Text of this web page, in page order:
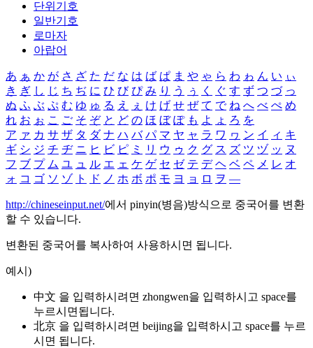
단위기호
일반기호
로마자
아랍어
あ ぁ か が さ ざ た だ な は ば ぱ ま や ゃ ら わ ゎ ん い ぃ
き ぎ し じ ち ぢ に ひ び ぴ み り う ぅ く ぐ す ず つ づ っ
ぬ ふ ぶ ぷ む ゆ ゅ る え ぇ け げ せ ぜ て で ね へ べ ぺ め
れ お ぉ こ ご そ ぞ と ど の ほ ぼ ぽ も よ ょ ろ を
ア ァ カ サ ザ タ ダ ナ ハ バ パ マ ヤ ャ ラ ワ ヮ ン イ ィ キ
ギ シ ジ チ ヂ ニ ヒ ビ ピ ミ リ ウ ゥ ク グ ス ズ ツ ヅ ッ ヌ
フ ブ プ ム ユ ュ ル エ ェ ケ ゲ セ ゼ テ デ ヘ ベ ペ メ レ オ
ォ コ ゴ ソ ゾ ト ド ノ ホ ボ ポ モ ヨ ョ ロ ヲ ―
http://chineseinput.net/에서 pinyin(병음)방식으로 중국어를 변환
할 수 있습니다.
변환된 중국어를 복사하여 사용하시면 됩니다.
예시)
中文 을 입력하시려면 zhongwen을 입력하시고 space를
누르시면됩니다.
北京 을 입력하시려면 beijing을 입력하시고 space를 누르
시면 됩니다.